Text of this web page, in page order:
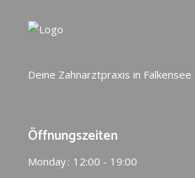
Deine Zahnarztpraxis in Falkensee
Öffnungszeiten
Monday 12:00 - 19:00